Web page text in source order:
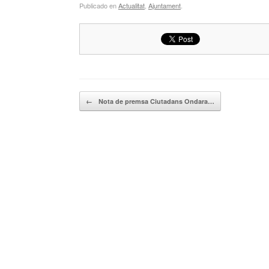
Publicado enActualitat Ajuntament
Navegador de artículos
← Nota de premsa Ciutadans Ondara…